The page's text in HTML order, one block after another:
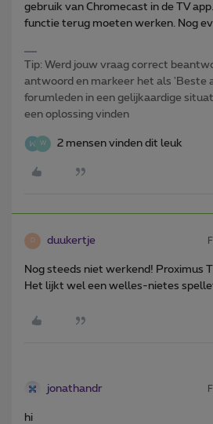
gebruik van Chromecast in de TV
functie terug moeten werken. Nog
Tip: Werd jouw vraag correct
antwoord en markeer het als 'Beste
forumleden in een gelijkaardige
een oplossing vinden
W 2 mensen vinden dit leuk
D duukertje
Nog steeds niet werkend! Proximus
Het lijkt wel een welles-nietes
jonathandr
hi